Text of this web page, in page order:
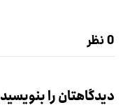
0 نظر
دیدگاهتان را بنویسید